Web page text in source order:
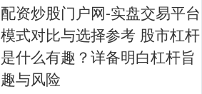
配资炒股门户网-实盘交易平台
模式对比与选择参考 股市杠杆
是什么有趣？详备明白杠杆旨
趣与风险